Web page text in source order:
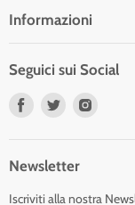
Informazioni
Seguici sui Social
Trovaci
Trovaci
Newsletter
Iscriviti alla nostra